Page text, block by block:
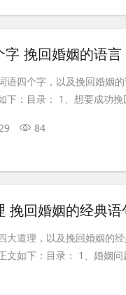
挽回婚姻的语言
语四个字，以及挽回婚姻
下：目录： 1、想要成功
84
挽回婚姻的经典语
大道理，以及挽回婚姻的
文如下：目录： 1、婚姻